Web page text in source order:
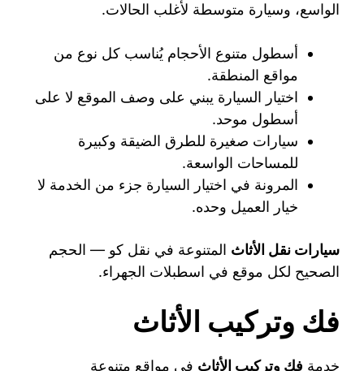
الواسع، وسيارة متوسطة لأغلب الحالات.
أسطول متنوع الأحجام يُناسب كل نوع من
مواقع المنطقة.
اختيار السيارة يبني على وصف الموقع لا على
أسطول موحد.
سيارات صغيرة للطرق الضيقة وكبيرة
للمساحات الواسعة.
المرونة في اختيار السيارة جزء من الخدمة لا
خيار العميل وحده.
سيارات نقل الأثاث المتنوعة في نقل كو — الحجم
الصحيح لكل موقع في اسطبلات الجهراء.
فك وتركيب الأثاث
خدمة فك وتركيب الأثاث في مواقع متنوعة